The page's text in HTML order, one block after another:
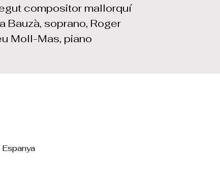
compositor mallorquí
Bauzà, soprano, Roger
Moll-Mas, piano